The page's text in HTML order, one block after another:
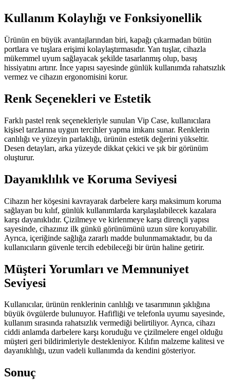
Kullanım Kolaylığı ve Fonksiyonellik
Ürünün en büyük avantajlarından biri, kapağı çıkarmadan bütün
portlara ve tuşlara erişimi kolaylaştırmasıdır. Yan tuşlar, cihazla
mükemmel uyum sağlayacak şekilde tasarlanmış olup, basış
hissiyatını artırır. İnce yapısı sayesinde günlük kullanımda rahatsızlık
vermez ve cihazın ergonomisini korur.
Renk Seçenekleri ve Estetik
Farklı pastel renk seçenekleriyle sunulan Vip Case, kullanıcılara
kişisel tarzlarına uygun tercihler yapma imkanı sunar. Renklerin
canlılığı ve yüzeyin parlaklığı, ürünün estetik değerini yükseltir.
Desen detayları, arka yüzeyde dikkat çekici ve şık bir görünüm
oluşturur.
Dayanıklılık ve Koruma Seviyesi
Cihazın her köşesini kavrayarak darbelere karşı maksimum koruma
sağlayan bu kılıf, günlük kullanımlarda karşılaşılabilecek kazalara
karşı dayanıklıdır. Çizilmeye ve kirlenmeye karşı dirençli yapısı
sayesinde, cihazınız ilk günkü görünümünü uzun süre koruyabilir.
Ayrıca, içeriğinde sağlığa zararlı madde bulunmamaktadır, bu da
kullanıcıların güvenle tercih edebileceği bir ürün haline getirir.
Müşteri Yorumları ve Memnuniyet
Seviyesi
Kullanıcılar, ürünün renklerinin canlılığı ve tasarımının şıklığına
büyük övgülerde bulunuyor. Hafifliği ve telefonla uyumu sayesinde,
kullanım sırasında rahatsızlık vermediği belirtiliyor. Ayrıca, cihazı
ciddi anlamda darbelere karşı koruduğu ve çizilmelere engel olduğu
müşteri geri bildirimleriyle destekleniyor. Kılıfın malzeme kalitesi ve
dayanıklılığı, uzun vadeli kullanımda da kendini gösteriyor.
Sonuç